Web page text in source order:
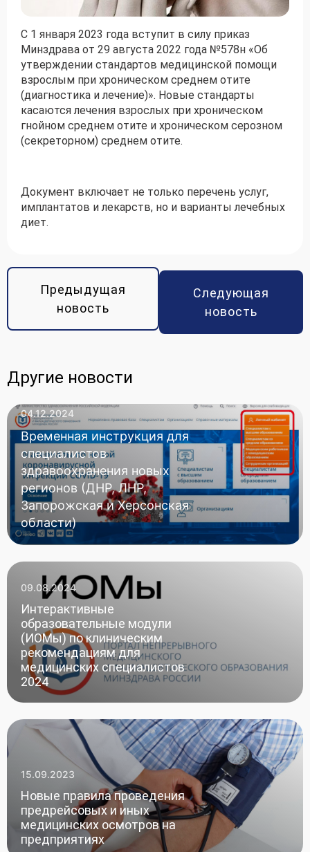
С 1 января 2023 года вступит в силу приказ
Минздрава от 29 августа 2022 года №578н «Об
утверждении стандартов медицинской помощи
взрослым при хроническом среднем отите
(диагностика и лечение)». Новые стандарты
касаются лечения взрослых при хроническом
гнойном среднем отите и хроническом серозном
(секреторном) среднем отите.
Документ включает не только перечень услуг,
имплантатов и лекарств, но и варианты лечебных
диет.
Предыдущая
новость
Следующая
новость
Другие новости
04.12.2024
Временная инструкция для
специалистов
здравоохранения новых
регионов (ДНР, ЛНР,
Запорожская и Херсонская
области)
09.08.2024
Интерактивные
образовательные модули
(ИОМы) по клиническим
рекомендациям для
медицинских специалистов
2024
15.09.2023
Новые правила проведения
предрейсовых и иных
медицинских осмотров на
предприятиях
Приложите документы
Получить консультацию
Приложите документы
Даю согласие на
Получить консультацию
Даю согласие наобработку персональных
данныхиe-mail рассылку